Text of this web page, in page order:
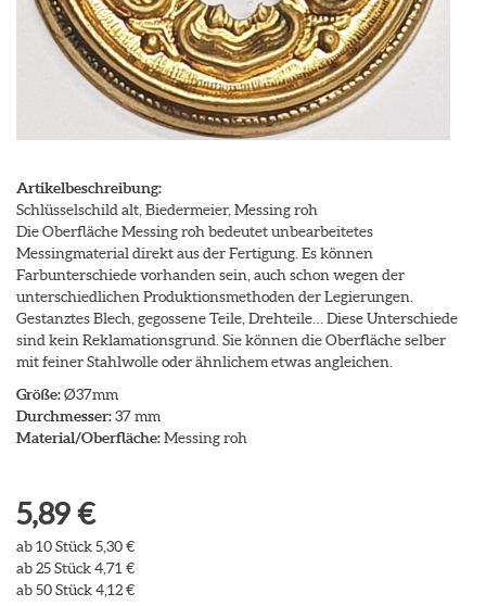
Artikelbeschreibung:
Schlüsselschild alt, Biedermeier, Messing roh
Die Oberfläche Messing roh bedeutet unbearbeitetes
Messingmaterial direkt aus der Fertigung. Es können
Farbunterschiede vorhanden sein, auch schon wegen der
unterschiedlichen Produktionsmethoden der Legierungen.
Gestanztes Blech, gegossene Teile, Drehteile… Diese Unterschiede
sind kein Reklamationsgrund. Sie können die Oberfläche selber
mit feiner Stahlwolle oder ähnlichem etwas angleichen.
Größe:Ø37mm
Durchmesser:37 mm
Material/Oberfläche:Messing roh
5,89 €
ab 10 Stück 5,30 €
ab 25 Stück 4,71 €
ab 50 Stück 4,12 €